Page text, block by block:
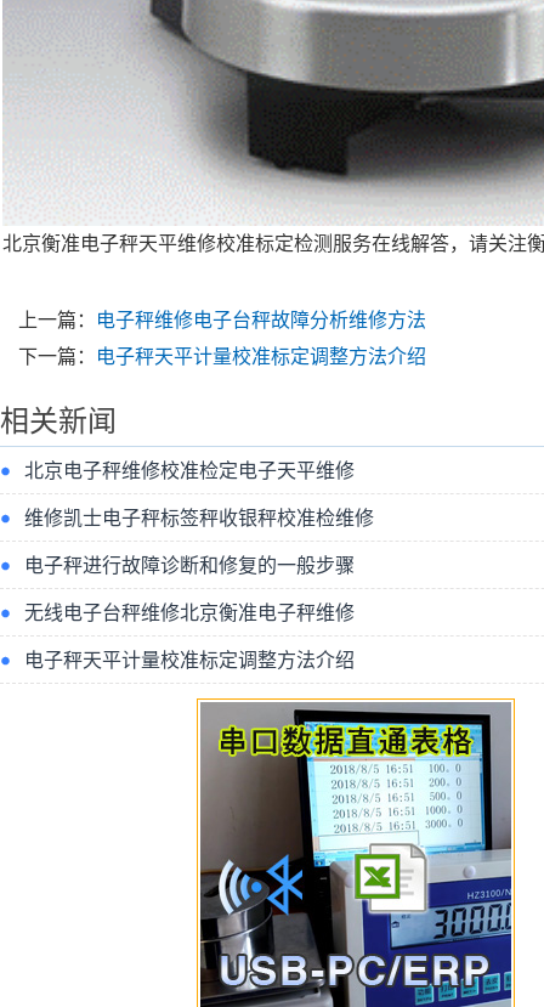
北京衡准电子秤天平维修校准标定检测服务在线解答，请关注
上一篇： 电子秤维修电子台秤故障分析维修方法
下一篇： 电子秤天平计量校准标定调整方法介绍
相关新闻
北京电子秤维修校准检定电子天平维修
维修凯士电子秤标签秤收银秤校准检维修
电子秤进行故障诊断和修复的一般步骤
无线电子台秤维修北京衡准电子秤维修
电子秤天平计量校准标定调整方法介绍